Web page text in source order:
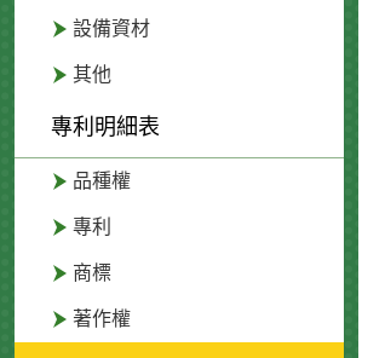
設備資材
其他
專利明細表
品種權
專利
商標
著作權